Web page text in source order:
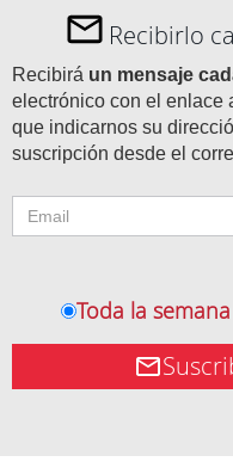
Recibirlo
Recibirá un mensaje
electrónico con el enlace
que indicarnos su
suscripción desde el
Toda la semana